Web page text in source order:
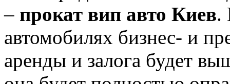
– прокат вип авто Киев.
автомобилях бизнес- и
аренды и залога будет